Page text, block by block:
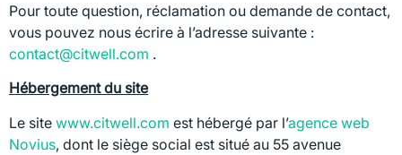
Pour toute question, réclamation ou demande de contact,
vous pouvez nous écrire à l’adresse suivante :
contact@citwell.com .
Hébergement du site
Le site www.citwell.com est hébergé par l’agence web
Novius, dont le siège social est situé au 55 avenue